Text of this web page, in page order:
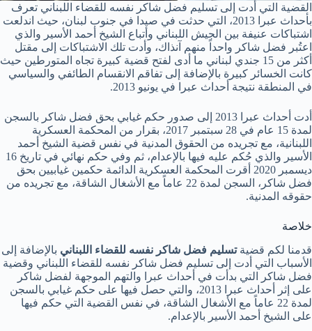
القضية التي أدت إلى تسليم فضل شاكر نفسه للقضاء اللبناني تعرف
بأحداث عبرا 2013، التي حدثت في صيدا في جنوب لبنان، حيث اندلعت
اشتباكات عنيفة بين الجيش اللبناني وأتباع الشيخ أحمد الأسير والذي
اعتُبر فضل شاكر واحداً منهم آنذاك، وأدت تلك الاشتباكات إلى مقتل
أكثر من 15 جندي لبناني ما أدى لفتح قضية كبيرة تجاه المتورطين حيث
كانت الخسائر كبيرة بالإضافة إلى تفاقم الانقسام الطائفي والسياسي
في المنطقة نتيجة أحداث عبرا في يونيو 2013.
أدت أحداث عبرا 2013 إلى صدور حكم غيابي بحق فضل شاكر بالسجن
لمدة 15 عام في 28 سبتمبر 2017، بقرار من المحكمة العسكرية
اللبنانية، مع تجريده من الحقوق المدنية في نفس قضية الشيخ أحمد
الأسير والذي حُكم عليه فيها بالإعدام، ثم وفي حكم نهائي في تاريخ 16
ديسمبر 2020 أقرت المحكمة العسكرية الدائمة حكمين غيابيين بحق
فضل شاكر، السجن لمدة 22 عاماً مع الأشغال الشاقة، مع تجريده من
حقوقه المدنية.
خلاصة
قدمنا لكم قضيةتسليم فضل شاكر نفسه للقضاء اللبناني بالإضافة إلى
الأسباب التي أدت إلى تسليم فضل شاكر نفسه للقضاء اللبناني وقضية
فضل شاكر التي بدأت في أحداث عبرا والتهم الموجهة لفضل شاكر
على إثر أحداث عبرا 2013، والتي حصل فيها على حكم غيابي بالسجن
لمدة 22 عاماً مع الأشغال الشاقة، في نفس القضية التي حكم فيها
على الشيخ أحمد الأسير بالإعدام.